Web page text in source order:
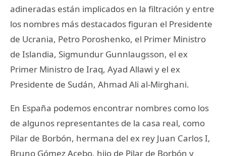
adineradas están implicados en la filtración y entre
los nombres más destacados figuran el Presidente
de Ucrania, Petro Poroshenko, el Primer Ministro
de Islandia, Sigmundur Gunnlaugsson, el ex
Primer Ministro de Iraq, Ayad Allawi y el ex
Presidente de Sudán, Ahmad Ali al-Mirghani.
En España podemos encontrar nombres como los
de algunos representantes de la casa real, como
Pilar de Borbón, hermana del ex rey Juan Carlos I,
Bruno Gómez Acebo, hijo de Pilar de Borbón y